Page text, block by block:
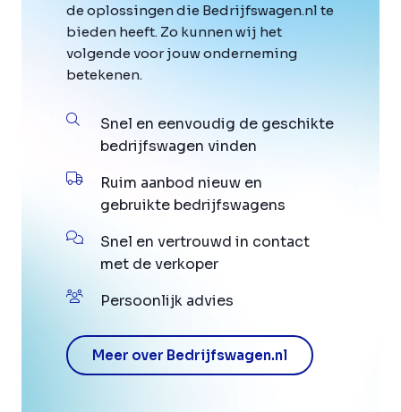
de oplossingen die Bedrijfswagen.nl te
bieden heeft. Zo kunnen wij het
volgende voor jouw onderneming
betekenen.
Snel en eenvoudig de geschikte
bedrijfswagen vinden
Ruim aanbod nieuw en
gebruikte bedrijfswagens
Snel en vertrouwd in contact
met de verkoper
Persoonlijk advies
Meer over Bedrijfswagen.nl